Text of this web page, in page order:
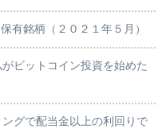
有銘柄（２０２１年５月）
ビットコイン投資を始めた
グで配当金以上の利回りで